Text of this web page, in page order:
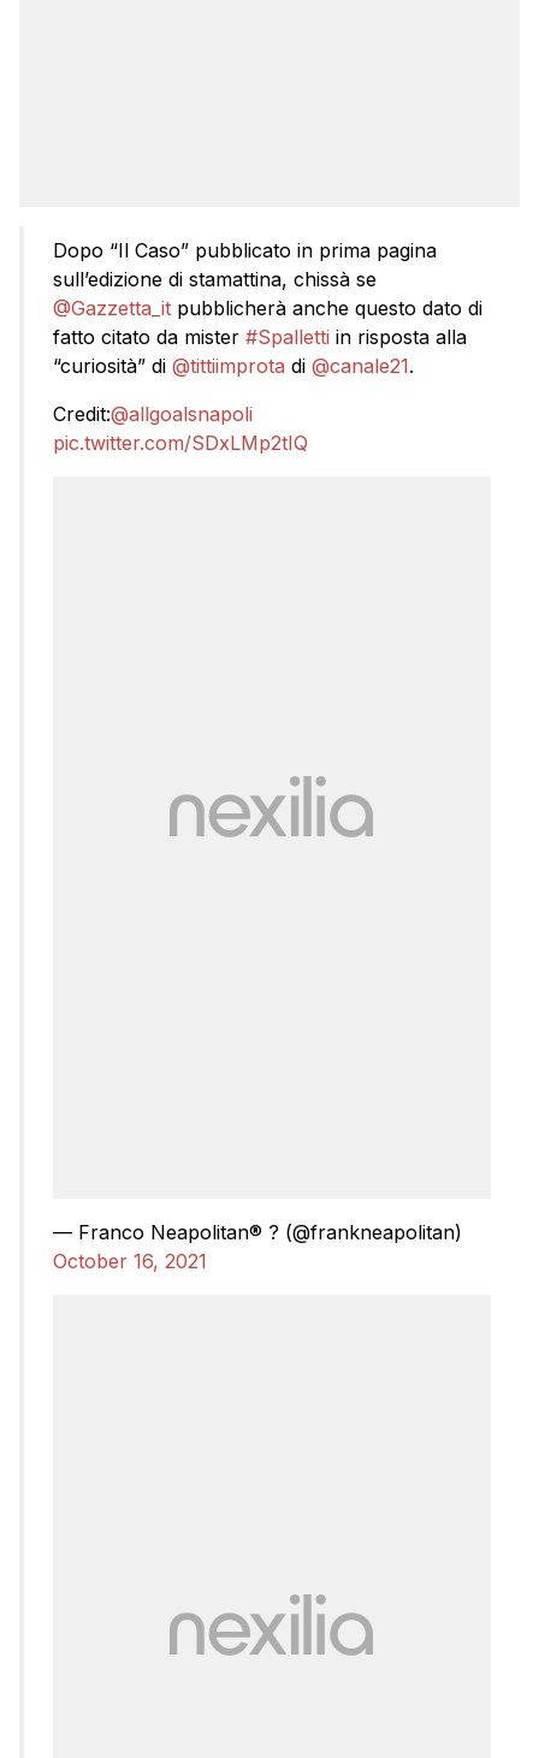
Dopo “Il Caso” pubblicato in prima pagina
sull’edizione di stamattina, chissà se
@Gazzetta_it pubblicherà anche questo dato di
fatto citato da mister #Spalletti in risposta alla
“curiosità” di @tittiimprota di @canale21.
Credit:@allgoalsnapoli
pic.twitter.com/SDxLMp2tIQ
— Franco Neapolitan®️ ? (@frankneapolitan)
October 16, 2021